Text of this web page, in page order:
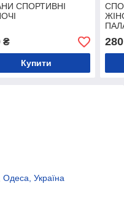
СПОРТИВНІ
₴
Купити
280
Україна